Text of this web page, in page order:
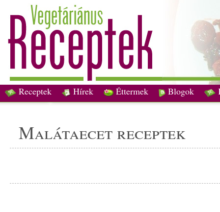
Receptek Hírek Éttermek Blogok
malátaecet receptek